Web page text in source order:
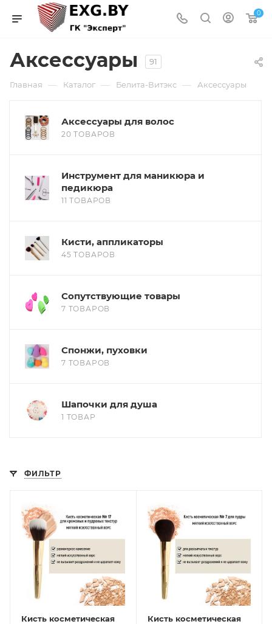
0
Аксессуары 91
Главная — Каталог — Белита-Витэкс — Аксессуары
Аксессуары для волос
20 ТОВАРОВ
Инструмент для маникюра и
педикюра
11 ТОВАРОВ
Кисти, аппликаторы
45 ТОВАРОВ
Сопутствующие товары
7 ТОВАРОВ
Спонжи, пуховки
7 ТОВАРОВ
Шапочки для душа
1 ТОВАР
ФИЛЬТР
Кисть косметическая
Кисть косметическая